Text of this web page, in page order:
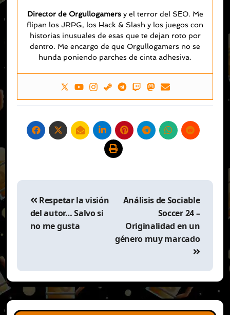
Director de Orgullogamersy el terror del SEO. Me
flipan los JRPG, los Hack & Slash y los juegos con
historias inusuales de esas que te dejan roto por
dentro. Me encargo de que Orgullogamers no se
hunda poniendo parches de cinta adhesiva.
Navegación
entradas
Respetar la visión
del autor… Salvo si
no me gusta
Análisis de Sociable
Soccer 24 –
Originalidad en un
género muy marcado